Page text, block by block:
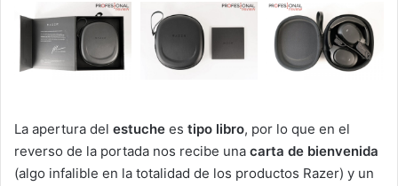
La apertura del estuche es tipo libro, por lo que en el
reverso de la portada nos recibe una carta de bienvenida
(algo infalible en la totalidad de los productos Razer) y un